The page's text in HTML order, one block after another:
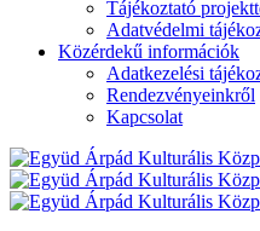
Tájékoztató
Adatvédelmi
Közérdekű információk
Adatkezelési
Rendezvényeinkről
Kapcsolat